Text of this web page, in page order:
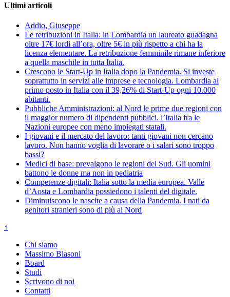
Ultimi articoli
Addio, Giuseppe
Le retribuzioni in Italia: in Lombardia un laureato guadagna
oltre 17€ lordi all’ora, oltre 5€ in più rispetto a chi ha la
licenza elementare. La retribuzione femminile rimane inferiore
a quella maschile in tutta Italia.
Crescono le Start-Up in Italia dopo la Pandemia. Si investe
soprattutto in servizi alle imprese e tecnologia. Lombardia al
primo posto in Italia con il 39,26% di Start-Up ogni 10.000
abitanti.
Pubbliche Amministrazioni: al Nord le prime due regioni con
il maggior numero di dipendenti pubblici. l’Italia fra le
Nazioni europee con meno impiegati statali.
I giovani e il mercato del lavoro: tanti giovani non cercano
lavoro. Non hanno voglia di lavorare o i salari sono troppo
bassi?
Medici di base: prevalgono le regioni del Sud. Gli uomini
battono le donne ma non in pediatria
Competenze digitali: Italia sotto la media europea. Valle
d’Aosta e Lombardia possiedono i talenti del digitale.
Diminuiscono le nascite a causa della Pandemia. I nati da
genitori stranieri sono di più al Nord
↑
Chi siamo
Massimo Blasoni
Board
Studi
Scrivono di noi
Contatti